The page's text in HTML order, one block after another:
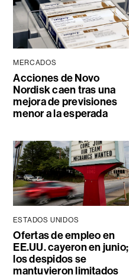
MERCADOS
Acciones de Novo
Nordisk caen tras una
mejora de previsiones
menor a la esperada
ESTADOS UNIDOS
Ofertas de empleo en
EE.UU. cayeron en junio;
los despidos se
mantuvieron limitados